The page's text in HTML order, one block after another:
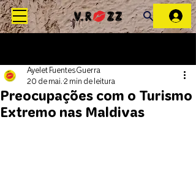
Preocupações com o Turismo
Extremo nas Maldivas
Ayelet Fuentes Guerra
20 de mai.2 min de leitura